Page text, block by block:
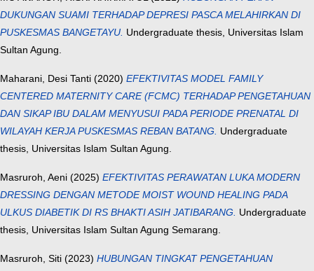
DUKUNGAN SUAMI TERHADAP DEPRESI PASCA MELAHIRKAN DI
PUSKESMAS BANGETAYU. Undergraduate thesis, Universitas Islam
Sultan Agung.
Maharani, Desi Tanti (2020) EFEKTIVITAS MODEL FAMILY
CENTERED MATERNITY CARE (FCMC) TERHADAP PENGETAHUAN
DAN SIKAP IBU DALAM MENYUSUI PADA PERIODE PRENATAL DI
WILAYAH KERJA PUSKESMAS REBAN BATANG. Undergraduate
thesis, Universitas Islam Sultan Agung.
Masruroh, Aeni (2025) EFEKTIVITAS PERAWATAN LUKA MODERN
DRESSING DENGAN METODE MOIST WOUND HEALING PADA
ULKUS DIABETIK DI RS BHAKTI ASIH JATIBARANG. Undergraduate
thesis, Universitas Islam Sultan Agung Semarang.
Masruroh, Siti (2023) HUBUNGAN TINGKAT PENGETAHUAN